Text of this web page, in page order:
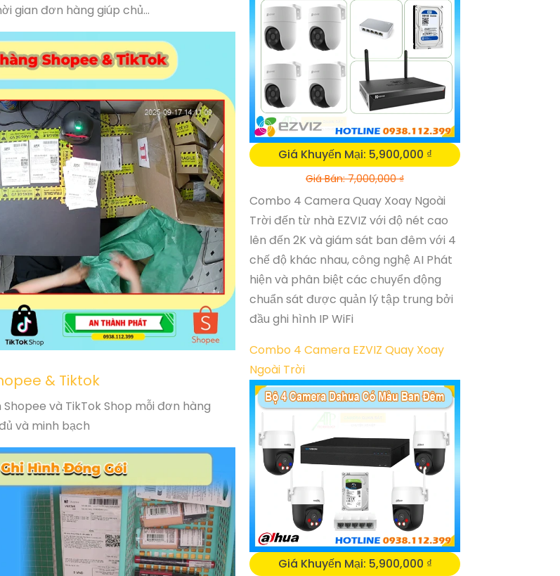
gian đơn hàng giúp chủ...
& Tiktok
và TikTok Shop mỗi đơn hàng
và minh bạch
Giá Khuyến Mại: 5,900,000 ₫
Giá Bán: 7,000,000 ₫
Combo 4 Camera Quay Xoay Ngoài
Trời đến từ nhà EZVIZ với độ nét cao
lên đến 2K và giám sát ban đêm với 4
chế độ khác nhau, công nghệ AI Phát
hiện và phân biệt các chuyển động
chuẩn sát được quản lý tập trung bởi
đầu ghi hình IP WiFi
Combo 4 Camera EZVIZ Quay Xoay
Ngoài Trời
Giá Khuyến Mại: 5,900,000 ₫